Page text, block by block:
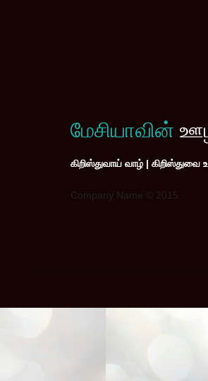
மேசியாவின்
கிறிஸ்துவாய் வாழ் | கிறிஸ்துவை
Company Name © 2015